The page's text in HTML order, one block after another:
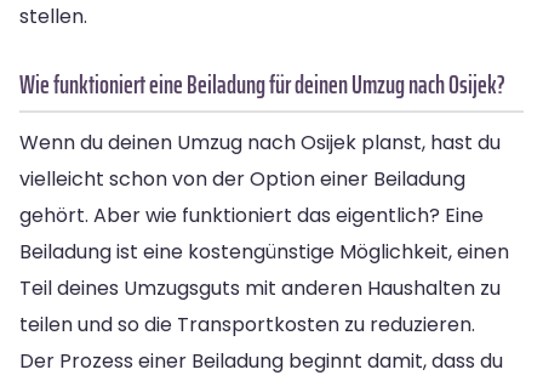
stellen.
Wie funktioniert eine Beiladung für deinen Umzug nach Osijek?
Wenn du deinen Umzug nach Osijek planst, hast du
vielleicht schon von der Option einer Beiladung
gehört. Aber wie funktioniert das eigentlich? Eine
Beiladung ist eine kostengünstige Möglichkeit, einen
Teil deines Umzugsguts mit anderen Haushalten zu
teilen und so die Transportkosten zu reduzieren.
Der Prozess einer Beiladung beginnt damit, dass du